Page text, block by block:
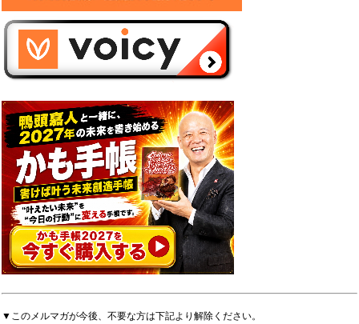
▼このメルマガが今後、不要な方は下記より解除ください。